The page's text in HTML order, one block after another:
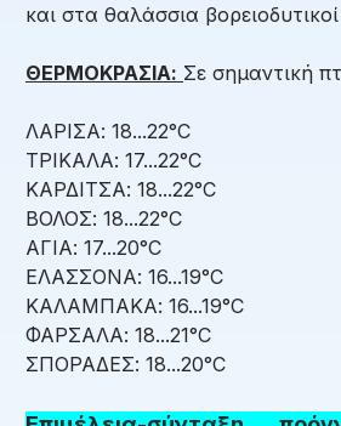
και στα θαλάσσια
ΘΕΡΜΟΚΡΑΣΙΑ: Σε σημαντική
ΛΑΡΙΣΑ: 18...22°C
ΤΡΙΚΑΛΑ: 17...22°C
ΚΑΡΔΙΤΣΑ: 18...22°C
ΒΟΛΟΣ: 18...22°C
ΑΓΙΑ: 17...20°C
ΕΛΑΣΣΟΝΑ: 16...19°C
ΚΑΛΑΜΠΑΚΑ: 16...19°C
ΦΑΡΣΑΛΑ: 18...21°C
ΣΠΟΡΑΔΕΣ: 18...20°C